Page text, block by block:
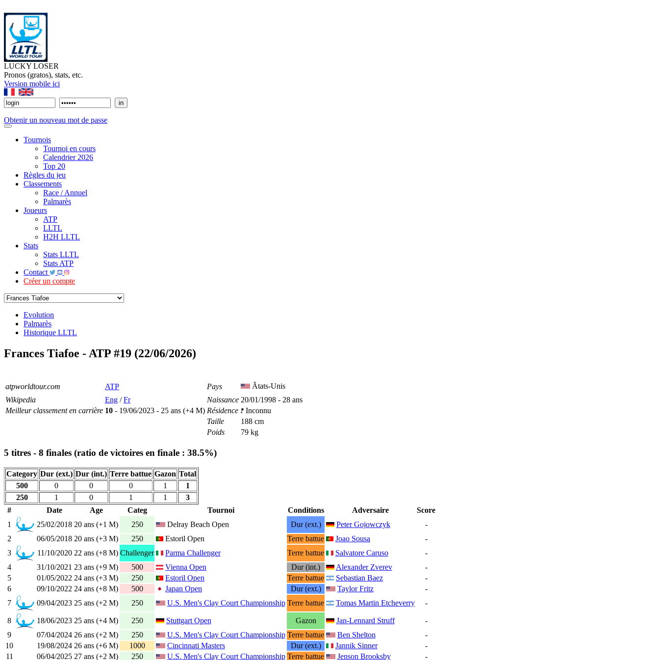
LUCKY LOSER
Pronos (gratos), stats, etc.
Version mobile ici
Obtenir un nouveau mot de passe
Tournois
Tournoi en cours
Calendrier 2026
Top 20
Règles du jeu
Classements
Race / Annuel
Palmarès
Joueurs
ATP
LLTL
H2H LLTL
Stats
Stats LLTL
Stats ATP
Contact
Créer un compte
Evolution
Palmarès
Historique LLTL
Frances Tiafoe - ATP #19 (22/06/2026)
atpworldtour.com ATP Pays
Ãtats-Unis
Wikipedia
Eng /Fr Naissance 20/01/1998 - 28 ans
Meilleur classement en carrière 10 - 19/06/2023 - 25 ans (+4 M) Résidence
Inconnu
Taille
188 cm
Poids
79 kg
5 titres - 8 finales (ratio de victoires en finale : 38.5%)
Category Dur (ext.) Dur (int.) Terre battue Gazon Total
500
0 0 0 1
1
250
1 0 1 1
3
#
Date Age Categ Tournoi Conditions Adversaire
Score
1
25/02/2018 20 ans (+1 M) 250 Delray Beach Open Dur (ext.) Peter Gojowczyk
-
2
06/05/2018 20 ans (+3 M) 250 Estoril Open Terre battue Joao Sousa
-
3
11/10/2020 22 ans (+8 M) Challenger Parma Challenger Terre battue Salvatore Caruso
-
4
31/10/2021 23 ans (+9 M) 500 Vienna Open Dur (int.) Alexander Zverev
-
5
01/05/2022 24 ans (+3 M) 250 Estoril Open Terre battue Sebastian Baez
-
6
09/10/2022 24 ans (+8 M) 500 Japan Open Dur (ext.) Taylor Fritz
-
7
09/04/2023 25 ans (+2 M) 250 U.S. Men's Clay Court Championship Terre battue Tomas Martin Etcheverry -
8 18/06/2023 25 ans (+4 M) 250 Stuttgart Open Gazon Jan-Lennard Struff
-
9
07/04/2024 26 ans (+2 M) 250 U.S. Men's Clay Court Championship Terre battue Ben Shelton
-
10
19/08/2024 26 ans (+6 M) 1000 Cincinnati Masters Dur (ext.) Jannik Sinner
-
11
06/04/2025 27 ans (+2 M) 250 U.S. Men's Clay Court Championship Terre battue Jenson Brooksby
-